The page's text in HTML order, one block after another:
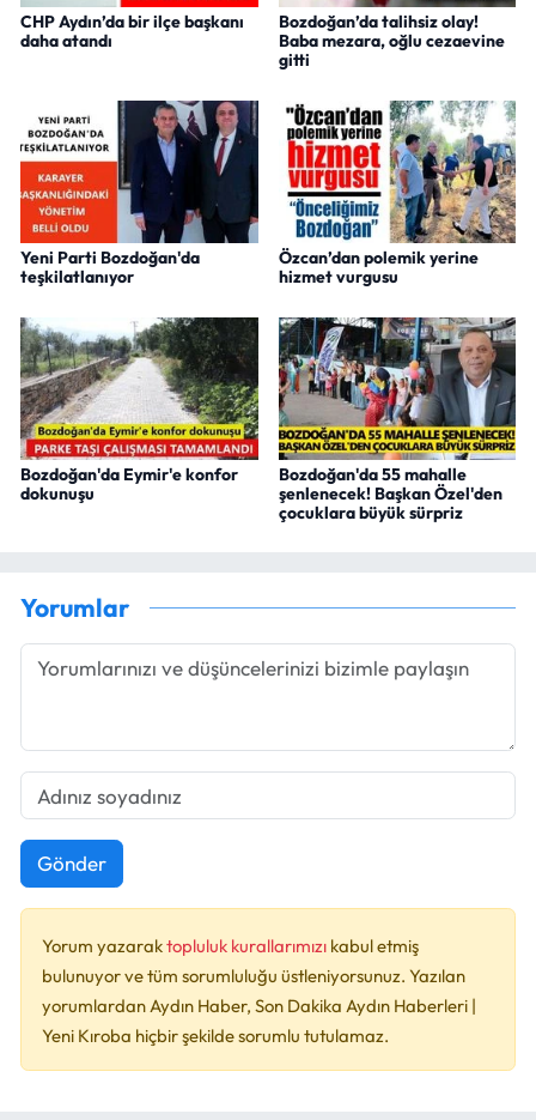
CHP Aydın’da bir ilçe başkanı
daha atandı
Bozdoğan’da talihsiz olay!
Baba mezara, oğlu cezaevine
gitti
Yeni Parti Bozdoğan'da
teşkilatlanıyor
Özcan’dan polemik yerine
hizmet vurgusu
Bozdoğan'da Eymir'e konfor
dokunuşu
Bozdoğan'da 55 mahalle
şenlenecek! Başkan Özel'den
çocuklara büyük sürpriz
Yorumlar
Gönder
Yorum yazaraktopluluk kurallarımızı kabul etmiş
bulunuyor ve tüm sorumluluğu üstleniyorsunuz. Yazılan
yorumlardan Aydın Haber, Son Dakika Aydın Haberleri |
Yeni Kıroba hiçbir şekilde sorumlu tutulamaz.